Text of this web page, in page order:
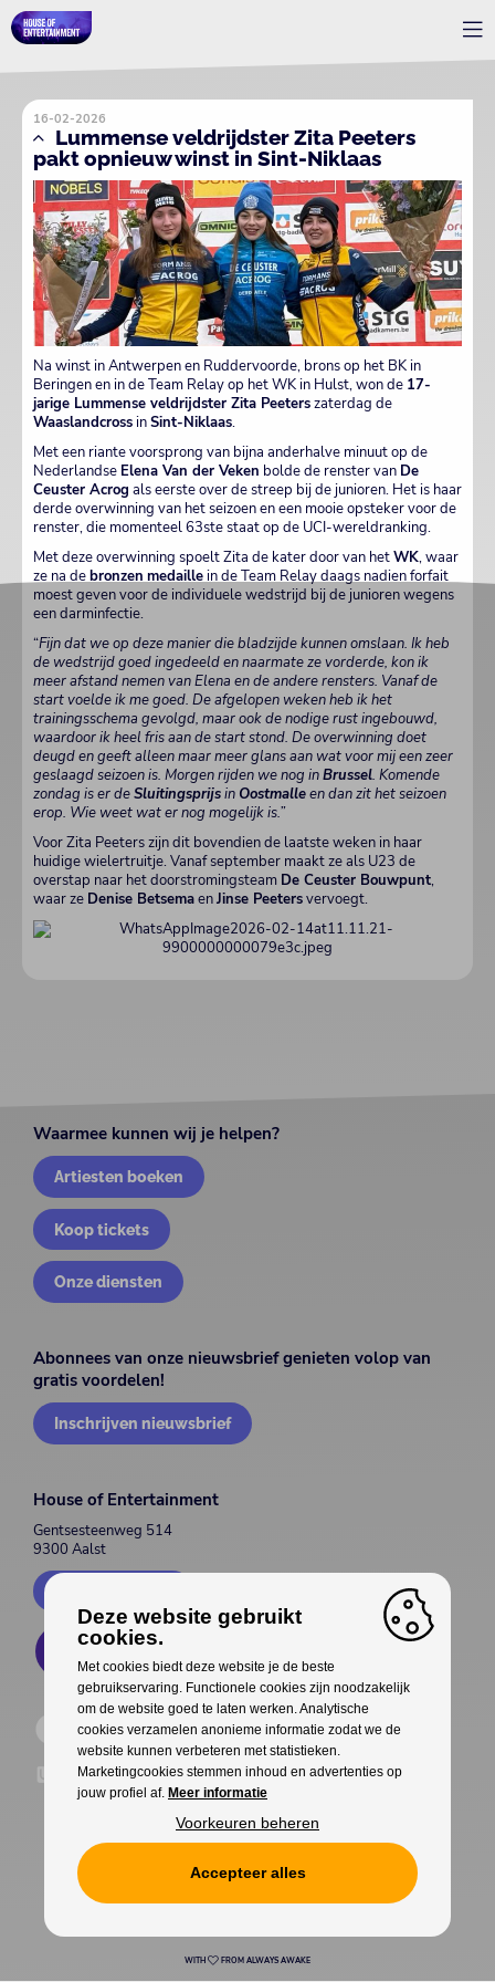
16-02-2026
Lummense veldrijdster Zita Peeters
pakt opnieuw winst in Sint-Niklaas
Na winst in Antwerpen en Ruddervoorde, brons op het BK in
Beringen en in de Team Relay op het WK in Hulst, won de 17-
jarige Lummense veldrijdster Zita Peeterszaterdag de
WaaslandcrossinSint-Niklaas.
Met een riante voorsprong van bijna anderhalve minuut op de
Nederlandse Elena Van der Veken bolde de renster van De
Ceuster Acrog als eerste over de streep bij de junioren. Het is haar
derde overwinning van het seizoen en een mooie opsteker voor de
renster, die momenteel 63ste staat op de UCI-wereldranking.
Met deze overwinning spoelt Zita de kater door van hetWK, waar
ze na debronzen medaillein de Team Relay daags nadien forfait
moest geven voor de individuele wedstrijd bij de junioren wegens
een darminfectie.
“Fijn dat we op deze manier die bladzijde kunnen omslaan. Ik heb
de wedstrijd goed ingedeeld en naarmate ze vorderde, kon ik
meer afstand nemen van Elena en de andere rensters. Vanaf de
start voelde ik me goed. De afgelopen weken heb ik het
trainingsschema gevolgd, maar ook de nodige rust ingebouwd,
waardoor ik heel fris aan de start stond. De overwinning doet
deugd en geeft alleen maar meer glans aan wat voor mij een zeer
geslaagd seizoen is. Morgen rijden we nog inBrussel. Komende
zondag is er deSluitingsprijsin Oostmalleen dan zit het seizoen
erop. Wie weet wat er nog mogelijk is.”
Voor Zita Peeters zijn dit bovendien de laatste weken in haar
huidige wielertruitje. Vanaf september maakt ze als U23 de
overstap naar het doorstromingsteam De Ceuster Bouwpunt,
waar ze Denise BetsemaenJinse Peetersvervoegt.
Waarmee kunnen wij je helpen?
Artiesten boeken
Koop tickets
Onze diensten
Abonnees van onze nieuwsbrief genieten volop van
gratis voordelen!
Inschrijven nieuwsbrief
House of Entertainment
Gentsesteenweg 514
9300 Aalst
Cookies Privacy
WITH FROM ALWAYS AWAKE
Deze website gebruikt
cookies.
Met cookies biedt deze website je de beste
gebruikservaring. Functionele cookies zijn noodzakelijk
om de website goed te laten werken. Analytische
cookies verzamelen anonieme informatie zodat we de
website kunnen verbeteren met statistieken.
Marketingcookies stemmen inhoud en advertenties op
jouw profiel af. Meer informatie
Voorkeuren beheren
Accepteer alles